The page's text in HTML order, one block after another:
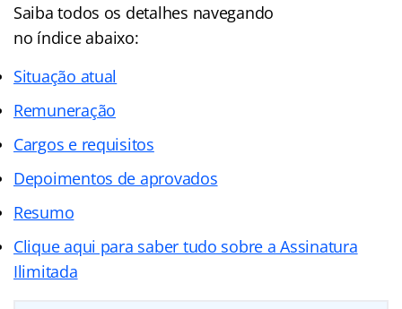
Saiba todos os detalhes navegando
no índiceabaixo:
Situação atual
Remuneração
Cargos e requisitos
Depoimentos de aprovados
Resumo
Clique aqui para saber tudo sobre a Assinatura
Ilimitada